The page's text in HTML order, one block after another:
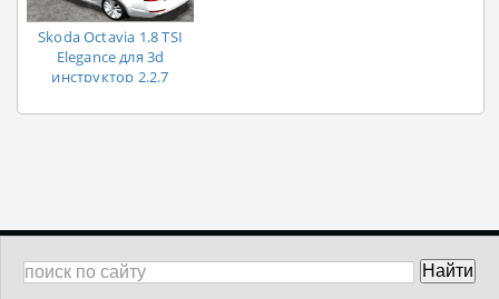
Skoda Octavia 1.8 TSI
Elegance для 3d
инструктор 2.2.7